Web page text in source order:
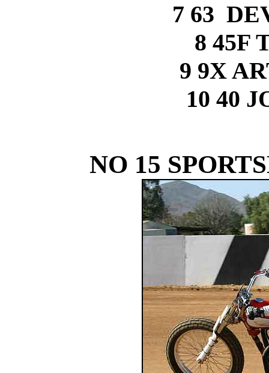
7 63
8 45F
9 9X
10 40
NO 15